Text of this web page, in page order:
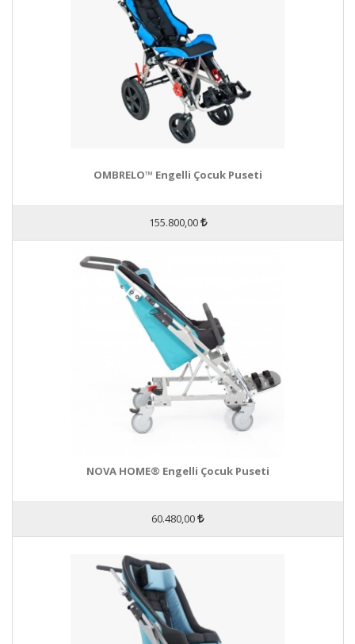
OMBRELO™ Engelli Çocuk Puseti
155.800,00
NOVA HOME® Engelli Çocuk Puseti
60.480,00